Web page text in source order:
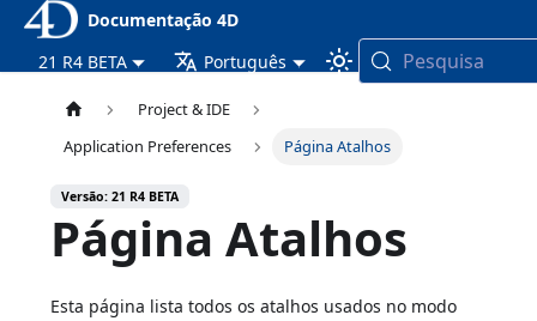
Documentação 4D
21 R4 BETA
Português Pesquisa
Project & IDE
Application Preferences
Página Atalhos
Versão: 21 R4 BETA
Página Atalhos
Esta página lista todos os atalhos usados no modo